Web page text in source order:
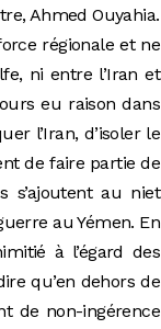
Ahmed Ouyahia.
régionale et ne
ni entre l’Iran et
eu raison dans
l’Iran, d’isoler le
de faire partie de
s’ajoutent au niet
au Yémen. En
à l’égard des
qu’en dehors de
de non-ingérence